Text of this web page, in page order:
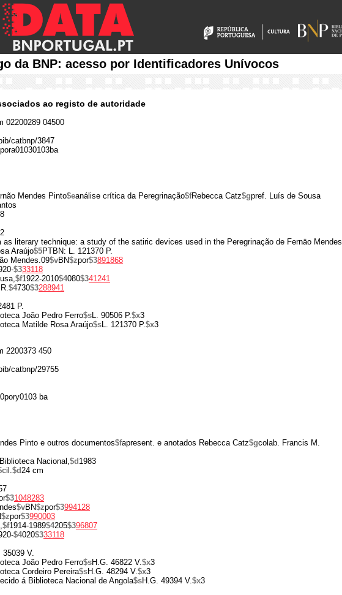
da BNP: acesso por Identificadores Unívocos
ao registo de autoridade
02200289 04500
catbnp/3847
Mendes Pinto$eanálise crítica da Peregrinação$fRebecca Catz$gpref. Luís de Sousa
2
literary technique: a study of the satiric devices used in the Peregrinação de Fernäo Mendes
Araújo$5PTBN: L. 121370 P.
Mendes.09$vBN$zpor$3891868
$333118
$f1922-2010$4080$341241
$4730$3288941
P.
João Pedro Ferro$sL. 90506 P.$x3
Matilde Rosa Araújo$sL. 121370 P.$x3
2200373 450
catbnp/29755
ba
Pinto e outros documentos$fapresent. e anotados Rebecca Catz$gcolab. Francis M.
Biblioteca Nacional,$d 1983
il.$d24 cm
$31048283
$vBN$zpor$3994128
$zpor$3990003
$f1914-1989$4205$396807
$4020$333118
35039 V.
João Pedro Ferro$sH.G. 46822 V.$x3
Cordeiro Pereira$sH.G. 48294 V.$x3
á Biblioteca Nacional de Angola$sH.G. 49394 V.$x3